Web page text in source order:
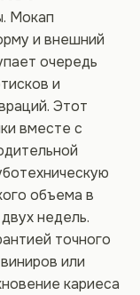
Мокап
и внешний
очередь
и
Этот
вместе с
объема в
недель.
точного
или
кариеса